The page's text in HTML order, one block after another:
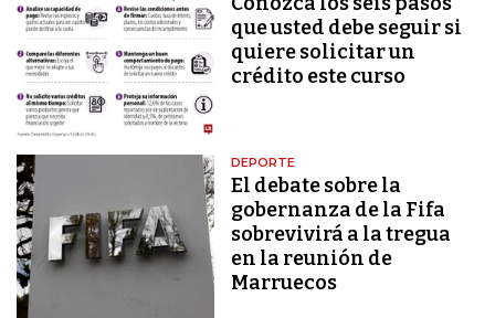
que usted debe seguir si
quiere solicitar un
crédito este curso
DEPORTE
El debate sobre la
gobernanza de la Fifa
sobrevivirá a la tregua
en la reunión de
Marruecos